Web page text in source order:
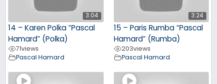
3:04
14 – Karen Polka “Pascal
Hamard” (Polka)
71views
Pascal Hamard
3:24
15 – Paris Rumba “Pascal
Hamard” (Rumba)
203views
Pascal Hamard